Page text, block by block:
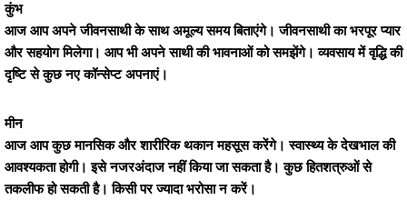
कुंभ
आज आप अपने जीवनसाथी के साथ अमूल्य समय बिताएंगे। जीवनसाथी का भरपूर प्यार
और सहयोग मिलेगा। आप भी अपने साथी की भावनाओं को समझेंगे। व्यवसाय में वृद्धि की
दृष्टि से कुछ नए कॉन्सेप्ट अपनाएं।
मीन
आज आप कुछ मानसिक और शारीरिक थकान महसूस करेंगे। स्वास्थ्य के देखभाल की
आवश्यकता होगी। इसे नजरअंदाज नहीं किया जा सकता है। कुछ हितशत्रुओं से
तकलीफ हो सकती है। किसी पर ज्यादा भरोसा न करें।